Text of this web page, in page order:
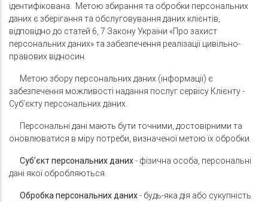
ідентифікована. Метою збирання та обробки персональних
даних є зберігання та обслуговування даних клієнтів,
відповідно до статей 6, 7 Закону України «Про захист
персональних даних» та забезпечення реалізації цивільно-
правових відносин.
Метою збору персональних даних (інформації) є
забезпечення можливості надання послуг сервісу Клієнту -
Суб’єкту персональних даних.
Персональні дані мають бути точними, достовірними та
оновлюватися в міру потреби, визначеної метою їх обробки.
Суб’єкт персональних даних- фізична особа, персональні
дані якої обробляються.
Обробка персональних даних- будь-яка дія або сукупність